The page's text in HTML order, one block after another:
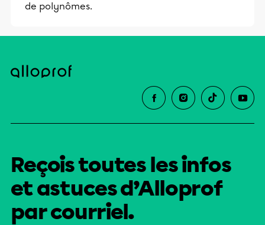
de polynômes.
Reçois toutes les infos
et astuces d’Alloprof
par courriel.